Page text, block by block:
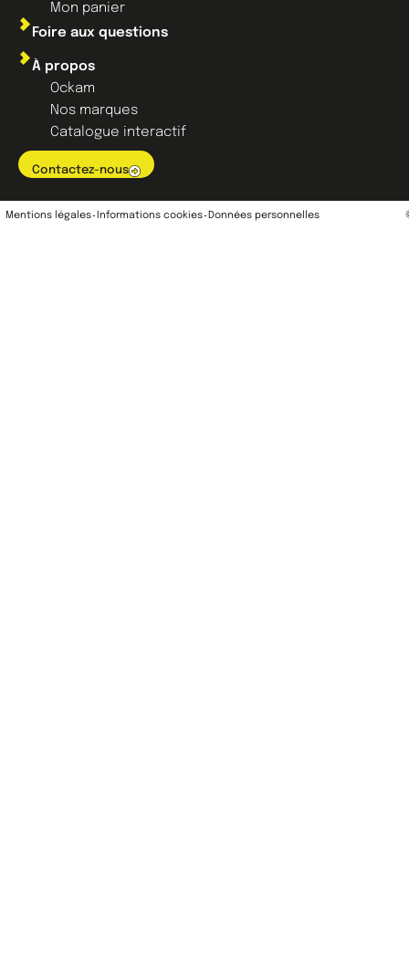
À propos
Ockam
Nos marques
Catalogue interactif
Contactez-nous
Mon panier
Foire aux questions
Mentions légales Informations cookies Données personnelles